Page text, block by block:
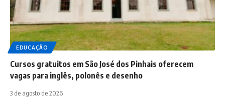
EDUCAÇÃO
Cursos gratuitos em São José dos Pinhais oferecem
vagas para inglês, polonês e desenho
3 de agosto de 2026